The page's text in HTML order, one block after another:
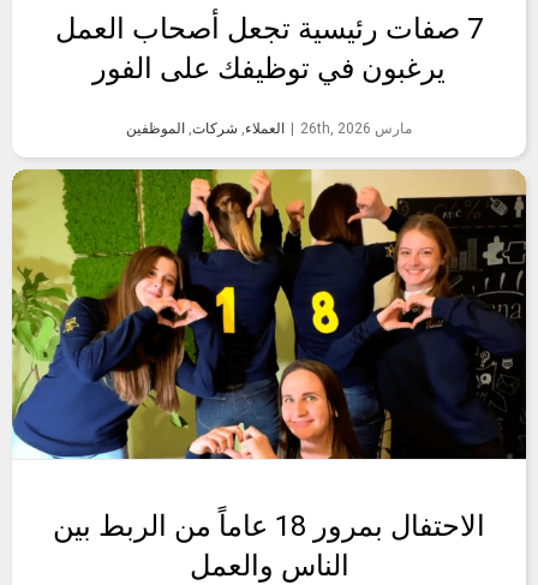
7 صفات رئيسية تجعل أصحاب العمل
يرغبون في توظيفك على الفور
مارس 26th, 2026 العملاء, شركات, الموظفين
الاحتفال بمرور 18 عاماً من الربط بين
الناس والعمل